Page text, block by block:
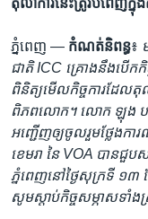
រក
ភ្នំពេញ — កំណត់និពន្ធ៖
ជាតិ ICC គ្រោង​នឹង​បើក​កិ
ពិនិត្យ​មើល​កិច្ចការ​ដែល​តុ
ពិភពលោក។ លោក ឡុង បញ្ញ
អញ្ជើញ​ឲ្យ​ចូលរួម​ថ្លែង​ក
ខេមរា នៃ VOA បាន​ជួ
ភ្នំពេញ​នៅ​ថ្ងៃ​សុក្រទី ១៣
សូម​ស្តាប់​កិច្ច​សម្ភាស​ទាំ